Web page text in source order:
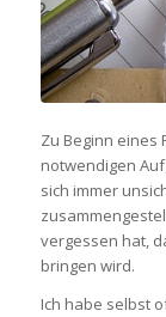
Zu Beginn eines
notwendigen
sich immer
vergessen hat,
bringen wird.
Ich habe selbst